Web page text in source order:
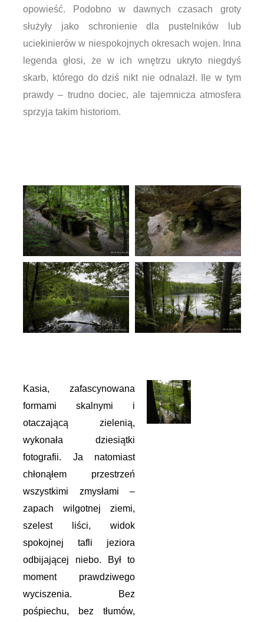
opowieść. Podobno w dawnych czasach groty
służyły jako schronienie dla pustelników lub
uciekinierów w niespokojnych okresach wojen. Inna
legenda głosi, że w ich wnętrzu ukryto niegdyś
skarb, którego do dziś nikt nie odnalazł. Ile w tym
prawdy – trudno dociec, ale tajemnicza atmosfera
sprzyja takim historiom.
Kasia, zafascynowana
formami skalnymi i
otaczającą zielenią,
wykonała dziesiątki
fotografii. Ja natomiast
chłonąłem przestrzeń
wszystkimi zmysłami –
zapach wilgotnej ziemi,
szelest liści, widok
spokojnej tafli jeziora
odbijającej niebo. Był to
moment prawdziwego
wyciszenia. Bez
pośpiechu, bez tłumów,